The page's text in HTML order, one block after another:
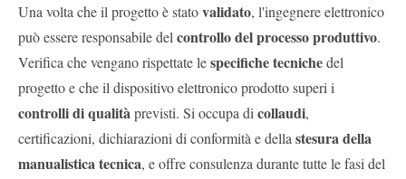
Una volta che il progetto è statovalidato, l'ingegnere elettronico
può essere responsabile delcontrollo del processo produttivo.
Verifica che vengano rispettate lespecifiche tecnichedel
progetto e che il dispositivo elettronico prodotto superi i
controlli di qualitàprevisti. Si occupa dicollaudi,
certificazioni, dichiarazioni di conformità e dellastesura della
manualistica tecnica, e offre consulenza durante tutte le fasi del